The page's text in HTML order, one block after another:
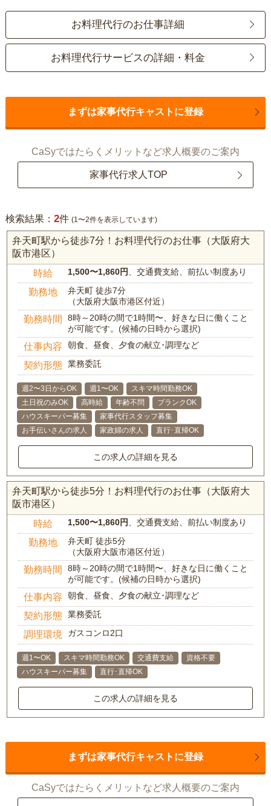
お料理代行のお仕事詳細
お料理代行サービスの詳細・料金
まずは家事代行キャストに登録
CaSyではたらくメリットなど求人概要のご案内
家事代行求人TOP
検索結果： 2件 (1〜2件を表示しています)
弁天町駅から徒歩7分！お料理代行のお仕事（大阪府大
阪市港区）
時給 1,500〜1,860円 、交通費支給、前払い制度あり
勤務地
弁天町 徒歩7分
（大阪府大阪市港区付近）
勤務時間
8時～20時の間で1時間〜、好きな日に働くこと
が可能です。(候補の日時から選択)
仕事内容 朝食、昼食、夕食の献立･調理など
契約形態 業務委託
週2〜3日からOK 週1〜OK
スキマ時間勤務OK
土日祝のみOK
高時給 年齢不問
ブランクOK
ハウスキーパー募集
家事代行スタッフ募集
お手伝いさんの求人
家政婦の求人 直行･直帰OK
この求人の詳細を見る
弁天町駅から徒歩5分！お料理代行のお仕事（大阪府大
阪市港区）
時給 1,500〜1,860円 、交通費支給、前払い制度あり
勤務地
弁天町 徒歩5分
（大阪府大阪市港区付近）
勤務時間
8時～20時の間で1時間〜、好きな日に働くこと
が可能です。(候補の日時から選択)
仕事内容 朝食、昼食、夕食の献立･調理など
契約形態 業務委託
調理環境 ガスコンロ2口
週1〜OK スキマ時間勤務OK 交通費支給
資格不要
ハウスキーパー募集
直行･直帰OK
この求人の詳細を見る
まずは家事代行キャストに登録
CaSyではたらくメリットなど求人概要のご案内